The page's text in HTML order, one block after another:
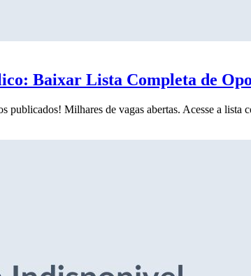
Baixar Lista Completa de
publicados! Milhares de vagas abertas. Acesse a lista